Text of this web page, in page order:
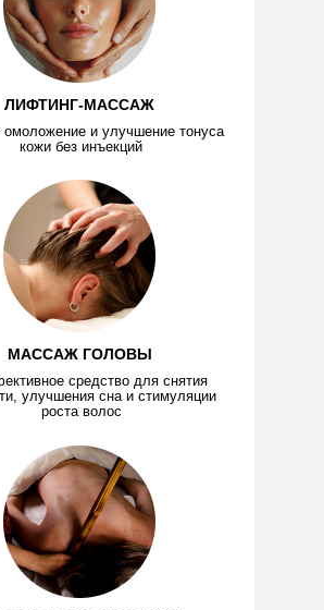
средство для снятия
улучшения сна и стимуляции
роста волос
МАССАЖ ГОЛОВЫ
и улучшение тонуса
кожи без инъекций
ЛИФТИНГ-МАССАЖ